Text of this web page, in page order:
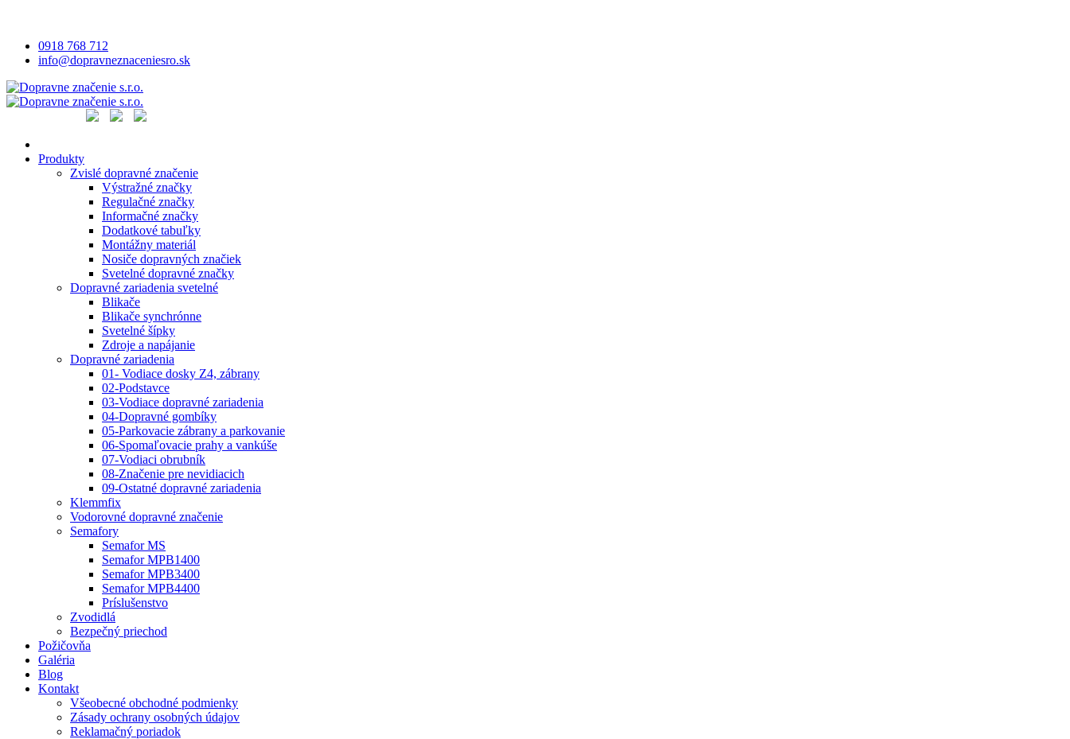
0918 768 712
info@dopravneznaceniesro.sk
Produkty
Zvislé dopravné značenie
Výstražné značky
Regulačné značky
Informačné značky
Dodatkové tabuľky
Montážny materiál
Nosiče dopravných značiek
Svetelné dopravné značky
Dopravné zariadenia svetelné
Blikače
Blikače synchrónne
Svetelné šípky
Zdroje a napájanie
Dopravné zariadenia
01- Vodiace dosky Z4, zábrany
02-Podstavce
03-Vodiace dopravné zariadenia
04-Dopravné gombíky
05-Parkovacie zábrany a parkovanie
06-Spomaľovacie prahy a vankúše
07-Vodiaci obrubník
08-Značenie pre nevidiacich
09-Ostatné dopravné zariadenia
Klemmfix
Vodorovné dopravné značenie
Semafory
Semafor MS
Semafor MPB1400
Semafor MPB3400
Semafor MPB4400
Príslušenstvo
Zvodidlá
Bezpečný priechod
Požičovňa
Galéria
Blog
Kontakt
Všeobecné obchodné podmienky
Zásady ochrany osobných údajov
Reklamačný poriadok